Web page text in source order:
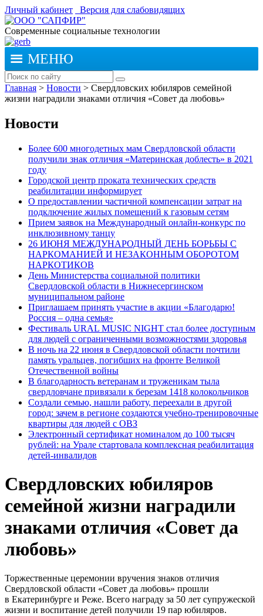
Личный кабинет Версия для слабовидящих
Современные социальные технологии
МЕНЮ
Главная > Новости > Свердловских юбиляров семейной
жизни наградили знаками отличия «Совет да любовь»
Новости
Более 600 многодетных мам Свердловской области
получили знак отличия «Материнская доблесть» в 2021
году
Городской центр проката технических средств
реабилитации информирует
О предоставлении частичной компенсации затрат на
подключение жилых помещений к газовым сетям
Прием заявок на Международный онлайн-конкурс по
инклюзивному танцу
26 ИЮНЯ МЕЖДУНАРОДНЫЙ ДЕНЬ БОРЬБЫ С
НАРКОМАНИЕЙ И НЕЗАКОННЫМ ОБОРОТОМ
НАРКОТИКОВ
День Министерства социальной политики
Свердловской области в Нижнесергинском
муниципальном районе
Приглашаем принять участие в акции «Благодарю!
Россия – одна семья»
Фестиваль URAL MUSIC NIGHT стал более доступным
для людей с ограниченными возможностями здоровья
В ночь на 22 июня в Свердловской области почтили
память уральцев, погибших на фронте Великой
Отечественной войны
В благодарность ветеранам и труженикам тыла
свердловчане привязали к березам 1418 колокольчиков
Создали семью, нашли работу, переехали в другой
город: зачем в регионе создаются учебно-тренировочные
квартиры для людей с ОВЗ
Электронный сертификат номиналом до 100 тысяч
рублей: на Урале стартовала комплексная реабилитация
детей-инвалидов
Свердловских юбиляров
семейной жизни наградили
знаками отличия «Совет да
любовь»
Торжественные церемонии вручения знаков отличия
Свердловской области «Совет да любовь» прошли
в Екатеринбурге и Реже. Всего награду за 50 лет супружеской
жизни и воспитание детей получили 19 пар юбиляров.